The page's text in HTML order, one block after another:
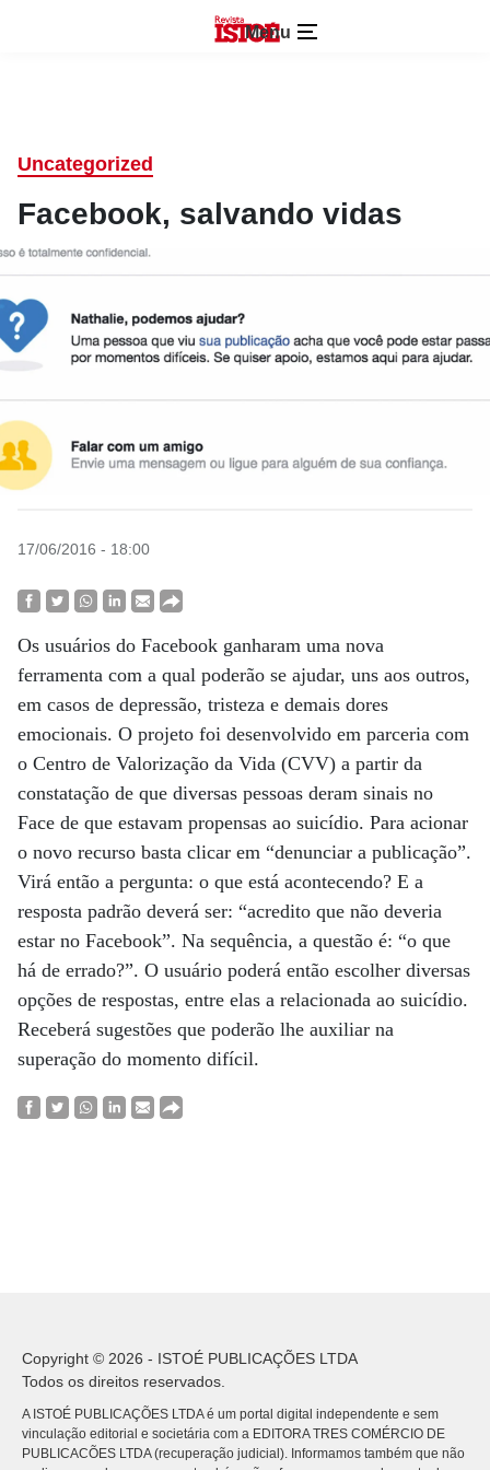
Menu
Uncategorized
Facebook, salvando vidas
17/06/2016 - 18:00
Os usuários do Facebook ganharam uma nova
ferramenta com a qual poderão se ajudar, uns aos outros,
em casos de depressão, tristeza e demais dores
emocionais. O projeto foi desenvolvido em parceria com
o Centro de Valorização da Vida (CVV) a partir da
constatação de que diversas pessoas deram sinais no
Face de que estavam propensas ao suicídio. Para acionar
o novo recurso basta clicar em “denunciar a publicação”.
Virá então a pergunta: o que está acontecendo? E a
resposta padrão deverá ser: “acredito que não deveria
estar no Facebook”. Na sequência, a questão é: “o que
há de errado?”. O usuário poderá então escolher diversas
opções de respostas, entre elas a relacionada ao suicídio.
Receberá sugestões que poderão lhe auxiliar na
superação do momento difícil.
Copyright © 2026 - ISTOÉ PUBLICAÇÕES LTDA
Todos os direitos reservados.
A ISTOÉ PUBLICAÇÕES LTDA é um portal digital independente e sem
vinculação editorial e societária com a EDITORA TRES COMÉRCIO DE
PUBLICACÕES LTDA (recuperação judicial). Informamos também que não